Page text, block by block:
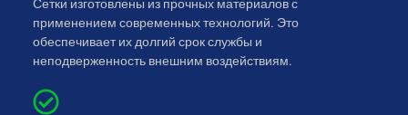
применением современных технологий. Это
обеспечивает их долгий срок службы и
неподверженность внешним воздействиям.